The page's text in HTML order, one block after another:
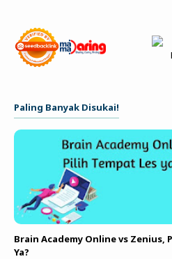
Paling Banyak Disukai!
Brain Academy Online vs Zenius,
Ya?